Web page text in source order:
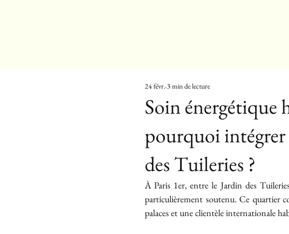
Soin énergétique
pourquoi
des Tuileries ?
24 févr. 3 min de lecture
À Paris 1er, entre le Jardin des
particulièrement soutenu. Ce quartier
palaces et une clientèle internationale